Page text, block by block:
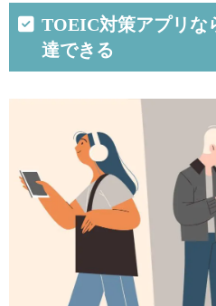
TOEIC対策アプリなら効率的に600点に到
達できる